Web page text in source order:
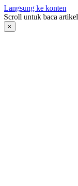
Langsung ke konten
Scroll untuk baca artikel
×